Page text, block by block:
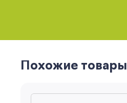
Похожие товары